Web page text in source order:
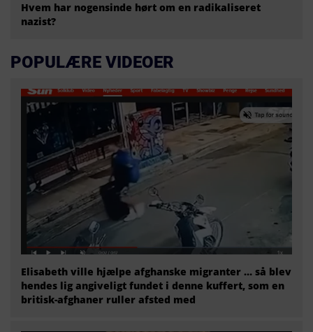
Hvem har nogensinde hørt om en radikaliseret
nazist?
POPULÆRE VIDEOER
Elisabeth ville hjælpe afghanske migranter … så blev
hendes lig angiveligt fundet i denne kuffert, som en
britisk-afghaner ruller afsted med